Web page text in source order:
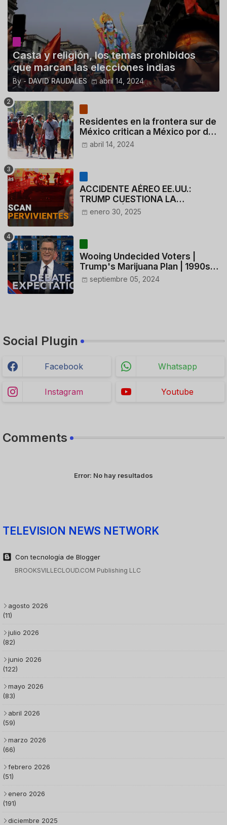
Casta y religión, los temas prohibidos
que marcan las elecciones indias
By - DAVID RAUDALES abril 14, 2024
Residentes en la frontera sur de
México critican a México por dar
110 dólares a migrantes
deportados
abril 14, 2024
ACCIDENTE AÉREO EE.UU.:
TRUMP CUESTIONA LA
ACTUACIÓN DE LOS
CONTROLADORES y PILOTO del
enero 30, 2025
Wooing Undecided Voters |
Trump's Marijuana Plan | 1990s
Porn Expert Mark Robinson
septiembre 05, 2024
Social Plugin
Facebook Whatsapp
Instagram Youtube
Comments
Error: No hay resultados
TELEVISION NEWS NETWORK
Con tecnología de Blogger
BROOKSVILLECLOUD.COM Publishing LLC
agosto 2026
(11)
julio 2026
(82)
junio 2026
(122)
mayo 2026
(83)
abril 2026
(59)
marzo 2026
(66)
febrero 2026
(51)
enero 2026
(191)
diciembre 2025